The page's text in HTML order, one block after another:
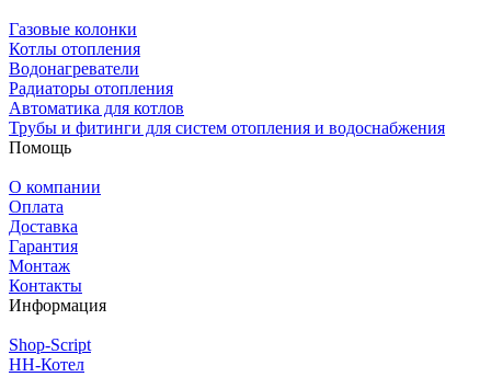
Газовые колонки
Котлы отопления
Водонагреватели
Радиаторы отопления
Автоматика для котлов
Трубы и фитинги для систем отопления и водоснабжения
Помощь
О компании
Оплата
Доставка
Гарантия
Монтаж
Контакты
Информация
Shop-Script
НН-Котел